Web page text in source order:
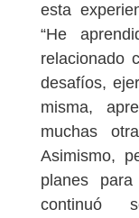
esta
“He
relacionado
desafíos,
misma,
muchas
Asimismo,
planes
continuó